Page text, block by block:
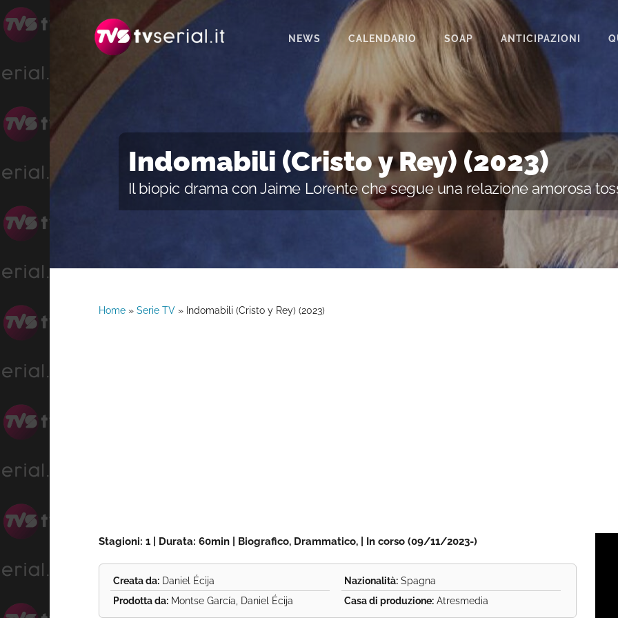
navigazione
contenuto
NEWS CALENDARIO SOAP
BEAUTIFUL
IL PARADISO DELLE SIGNORE
LA PROMESSA
SEGRETI DI FAMIGLIA
TEMPESTA D’AMORE
UN POSTO AL SOLE
ANTICIPAZIONI
Indomabili (Cristo y Rey) (2023)
Il biopic drama con Jaime Lorente che segue una relazione amorosa
Home» Serie TV» Indomabili (Cristo y Rey) (2023)
Stagioni: 1 | Durata: 60min | Biografico, Drammatico, | In corso (09/11/2023-)
Creata da:Daniel Écija
Prodotta da:Montse García, Daniel Écija
Nazionalità:Spagna
Casa di produzione:Atresmedia